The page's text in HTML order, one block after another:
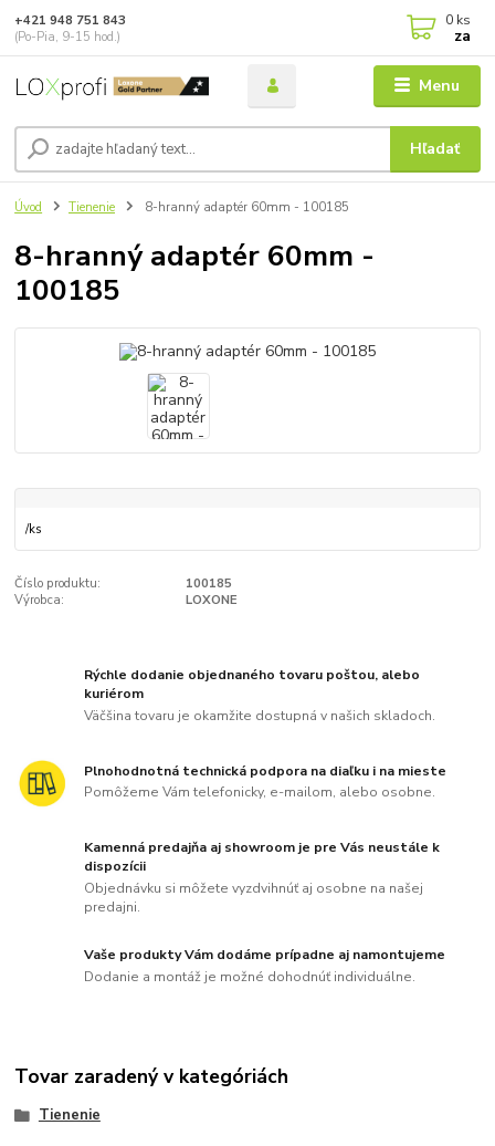
Menu
Hľadať
+421 948 751 843
(Po-Pia, 9-15 hod.)
0 ks
za
Úvod Tienenie 8-hranný adaptér 60mm - 100185
8-hranný adaptér 60mm -
100185
/ks
Číslo produktu:
100185
Výrobca:
LOXONE
Rýchle dodanie objednaného tovaru poštou, alebo
kuriérom
Väčšina tovaru je okamžite dostupná v našich skladoch.
Plnohodnotná technická podpora na diaľku i na mieste
Pomôžeme Vám telefonicky, e-mailom, alebo osobne.
Kamenná predajňa aj showroom je pre Vás neustále k
dispozícii
Objednávku si môžete vyzdvihnúť aj osobne na našej
predajni.
Vaše produkty Vám dodáme prípadne aj namontujeme
Dodanie a montáž je možné dohodnúť individuálne.
Tovar zaradený v kategóriách
Tienenie